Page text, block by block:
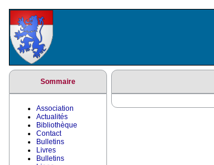
Sommaire
Association
Actualités
Bibliothèque
Contact
Bulletins
Livres
Bulletins